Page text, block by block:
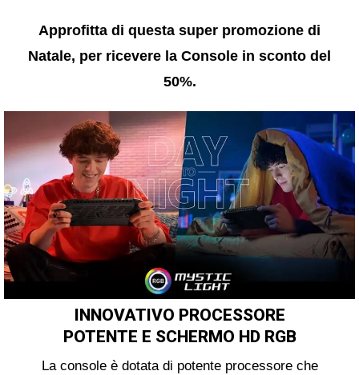
Approfitta di questa super promozione di
Natale, per ricevere la Console in sconto del
50%.
INNOVATIVO PROCESSORE
POTENTE E SCHERMO HD RGB
La console è dotata di potente processore che